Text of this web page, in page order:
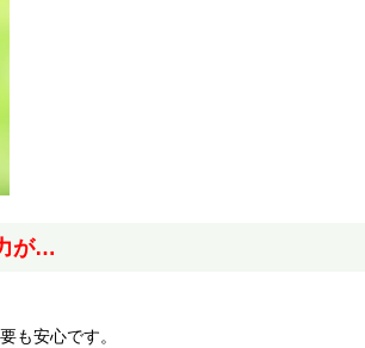
が…
も安心です。